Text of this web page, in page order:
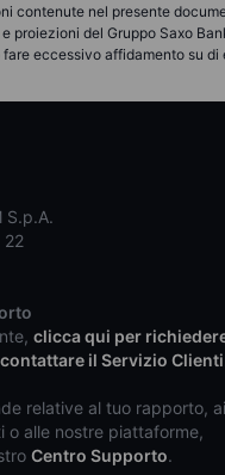
contenute nel presente
proiezioni del Gruppo Saxo
eccessivo affidamento su di
S.p.A.
22
clicca qui per
il Servizio Clienti
relative al tuo rapporto, ai
o alle nostre piattaforme,
Centro Supporto.